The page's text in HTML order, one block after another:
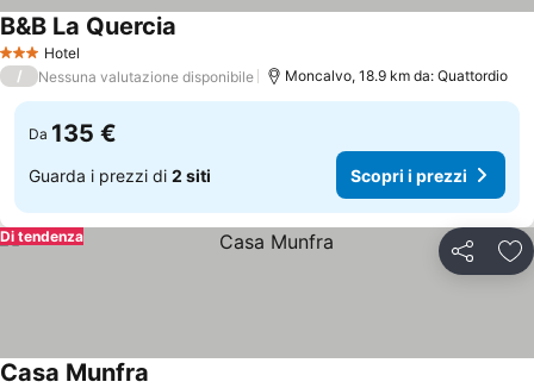
3 StelleHotel
B&B La Quercia
/ Nessuna valutazione disponibile Moncalvo, 18.9 km da: Quattordio
Da 135 €
Guarda i prezzi di 2 siti Scopri i prezzi
Condividi
Di tendenza
Casa Munfra